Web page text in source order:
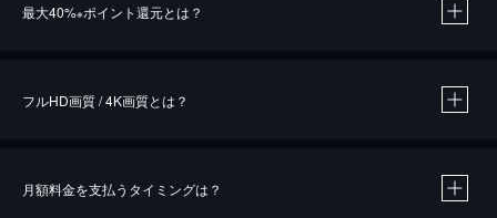
最大40%※ポイント還元とは？
※40％ポイント還元の対象は、クレジットカード決済による作品の購入 / レンタルです。
フルHD画質 / 4K画質とは？
月額料金を支払うタイミングは？